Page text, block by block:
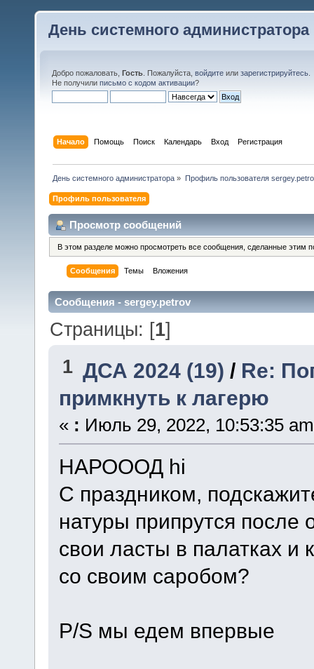
День системного администратора
Добро пожаловать, Гость . Пожалуйста, войдите или зарегистрируйтесь
Не получили письмо с кодом активации?
Начало Помощь Поиск Календарь Вход Регистрация
День системного администратора » Профиль пользователя
Профиль пользователя
Просмотр сообщений
В этом разделе можно просмотреть все сообщения, сделанные этим
Сообщения Темы Вложения
Сообщения - sergey.petrov
Страницы: [1]
1 ДСА 2024 (19) / Re:
примкнуть к лагерю
« : Июль 29, 2022, 10:53:35
НАРОООД hi
С праздником,
натуры припрутся после
свои ласты в палатках и
со своим саробом?
P/S мы едем впервые